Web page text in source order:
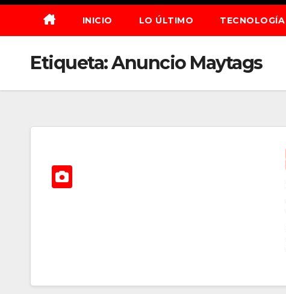
INICIO LO ÚLTIMO TECNOLOGÍA
Etiqueta:Anuncio Maytags